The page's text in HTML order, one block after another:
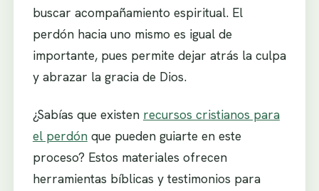
buscar acompañamiento espiritual. El
perdón hacia uno mismo es igual de
importante, pues permite dejar atrás la culpa
y abrazar la gracia de Dios.
¿Sabías que existen recursos cristianos para
el perdónque pueden guiarte en este
proceso? Estos materiales ofrecen
herramientas bíblicas y testimonios para